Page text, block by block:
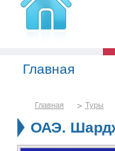
Главная
Главная Туры
ОАЭ.